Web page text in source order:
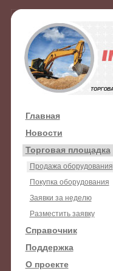
Главная
Новости
Торговая площадка
Продажа оборудования
Покупка оборудования
Заявки за неделю
Разместить заявку
Справочник
Поддержка
О проекте